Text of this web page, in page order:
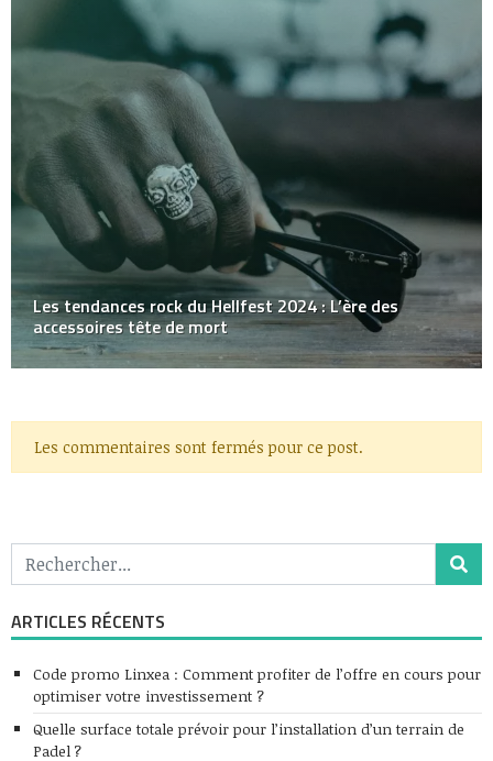
Les tendances rock du Hellfest 2024 : L’ère des
accessoires tête de mort
Les commentaires sont fermés pour ce post.
ARTICLES RÉCENTS
Code promo Linxea : Comment profiter de l’offre en cours pour
optimiser votre investissement ?
Quelle surface totale prévoir pour l’installation d’un terrain de
Padel ?